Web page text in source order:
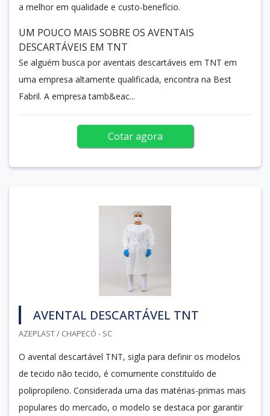
a melhor em qualidade e custo-benefício.
UM POUCO MAIS SOBRE OS AVENTAIS
DESCARTÁVEIS EM TNT
Se alguém busca por aventais descartáveis em TNT em
uma empresa altamente qualificada, encontra na Best
Fabril. A empresa tamb&eac...
Cotar agora
AVENTAL DESCARTÁVEL TNT
AZEPLAST / CHAPECÓ - SC
O avental descartável TNT, sigla para definir os modelos
de tecido não tecido, é comumente constituído de
polipropileno. Considerada uma das matérias-primas mais
populares do mercado, o modelo se destaca por garantir